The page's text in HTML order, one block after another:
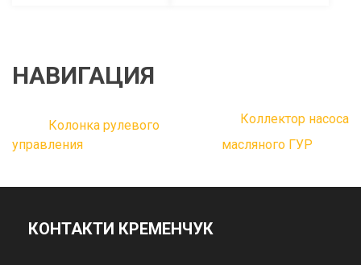
НАВИГАЦИЯ
Колонка рулевого
управления
Коллектор насоса
масляного ГУР
КОНТАКТИ КРЕМЕНЧУК